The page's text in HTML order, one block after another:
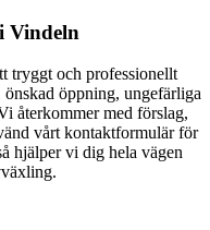
Vindeln
tryggt och professionellt
öppning, ungefärliga
återkommer med förslag,
vårt kontaktformulär för
hjälper vi dig hela vägen